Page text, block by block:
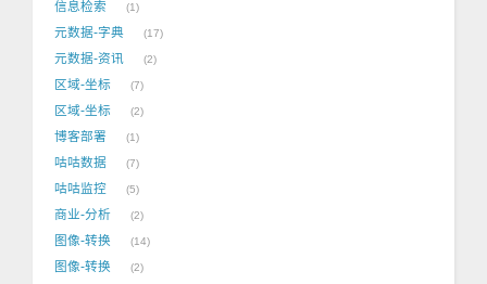
信息检索 1
元数据-字典 17
元数据-资讯 2
区域-坐标 7
区域-坐标 2
博客部署 1
咕咕数据 7
咕咕监控 5
商业-分析 2
图像-转换 14
图像-转换 2